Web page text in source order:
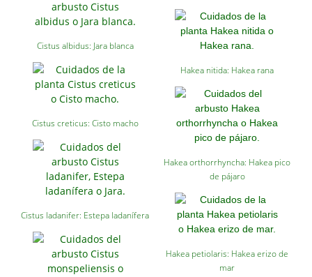
Cistus albidus: Jara blanca
Cistus creticus: Cisto macho
Cistus ladanifer: Estepa ladanífera
Hakea nitida: Hakea rana
Hakea orthorrhyncha: Hakea pico
de pájaro
Hakea petiolaris: Hakea erizo de
mar